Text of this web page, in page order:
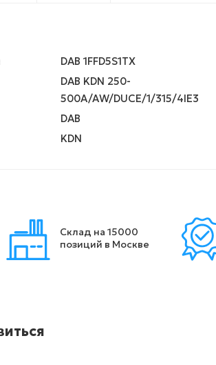
DAB 1FFD5S1TX
DAB KDN 250-
500A/AW/DUCE/1/315/4IE3
DAB
KDN
Склад на 15000
позиций в Москве